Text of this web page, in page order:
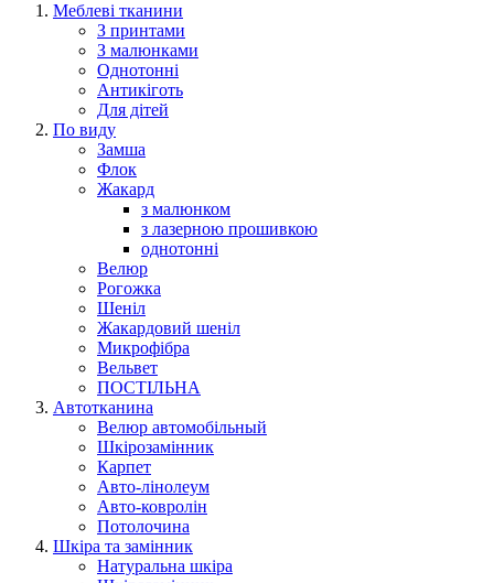
Меблеві тканини
З принтами
З малюнками
Однотонні
Антикіготь
Для дітей
По виду
Замша
Флок
Жакард
з малюнком
з лазерною прошивкою
однотонні
Велюр
Рогожка
Шеніл
Жакардовий шеніл
Микрофібра
Вельвет
ПОСТІЛЬНА
Автотканина
Велюр автомобільный
Шкірозамінник
Карпет
Авто-лінолеум
Авто-ковролін
Потолочина
Шкіра та замінник
Натуральна шкіра